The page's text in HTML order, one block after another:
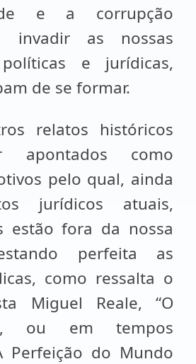
e a corrupção
invadir as nossas
e jurídicas,
de se formar.
relatos históricos
apontados como
pelo qual, ainda
jurídicos atuais,
estão fora da nossa
perfeita as
como ressalta o
Miguel Reale, “O
ou em tempos
Perfeição do Mundo